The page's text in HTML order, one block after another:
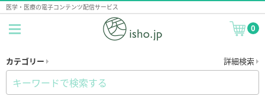
医学・医療の電子コンテンツ配信サービス
0
カテゴリー 詳細検索